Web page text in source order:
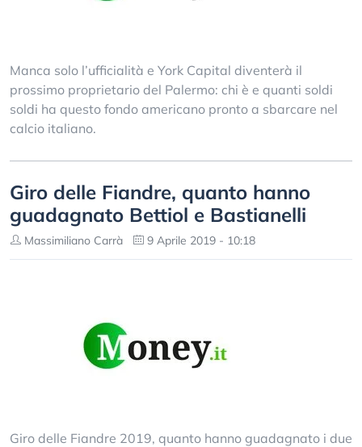
Manca solo l’ufficialità e York Capital diventerà il
prossimo proprietario del Palermo: chi è e quanti soldi
soldi ha questo fondo americano pronto a sbarcare nel
calcio italiano.
Giro delle Fiandre, quanto hanno
guadagnato Bettiol e Bastianelli
Massimiliano Carrà 9 Aprile 2019 - 10:18
Giro delle Fiandre 2019, quanto hanno guadagnato i due